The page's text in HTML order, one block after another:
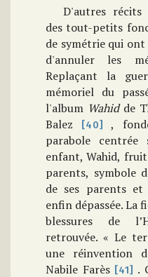
D'autres
des tout-petits
de symétrie qui ont
d'annuler les
Replaçant la
mémoriel du
l'album Wahid de
Balez
[40]
,
parabole centrée
enfant, Wahid,
parents, symbole
de ses parents et
enfin dépassée. La
blessures de
retrouvée. « Le
une réinvention
Nabile Farès [41] .